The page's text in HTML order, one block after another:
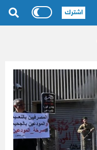
اشترك